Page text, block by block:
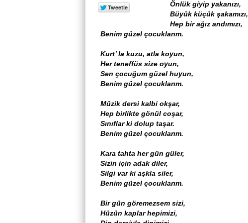
Önlük giyip yakanızı,
Büyük küçük şakamızı,
Hep bir ağız andımızı,
Benim güzel çocuklarım.
Kurt’ la kuzu, atla koyun,
Her teneffüs size oyun,
Sen çocuğum güzel huyun,
Benim güzel çocuklarım.
Müzik dersi kalbi okşar,
Hep birlikte gönül coşar,
Sınıflar ki dolup taşar.
Benim güzel çocuklarım.
Kara tahta her gün güler,
Sizin için adak diler,
Silgi var ki aşkla siler,
Benim güzel çocuklarım.
Bir gün göremezsem sizi,
Hüzün kaplar hepimizi,